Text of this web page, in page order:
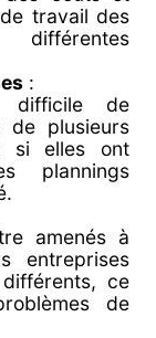
travail des
:
de
de plusieurs
si elles ont
plannings
amenés à
entreprises
ce
de